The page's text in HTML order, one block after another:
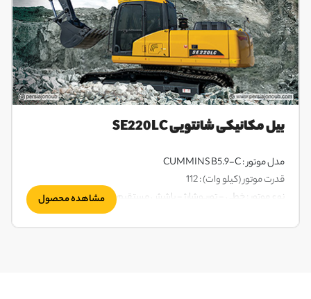
بیل مکانیکی شانتویی SE220LC
مدل موتور : CUMMINS B5.9-C
قدرت موتور (کیلو وات) : 112
نوع موتور : خطی - توربوشارژ - پاشش مستقیم - آب خنکمشاهده محصول